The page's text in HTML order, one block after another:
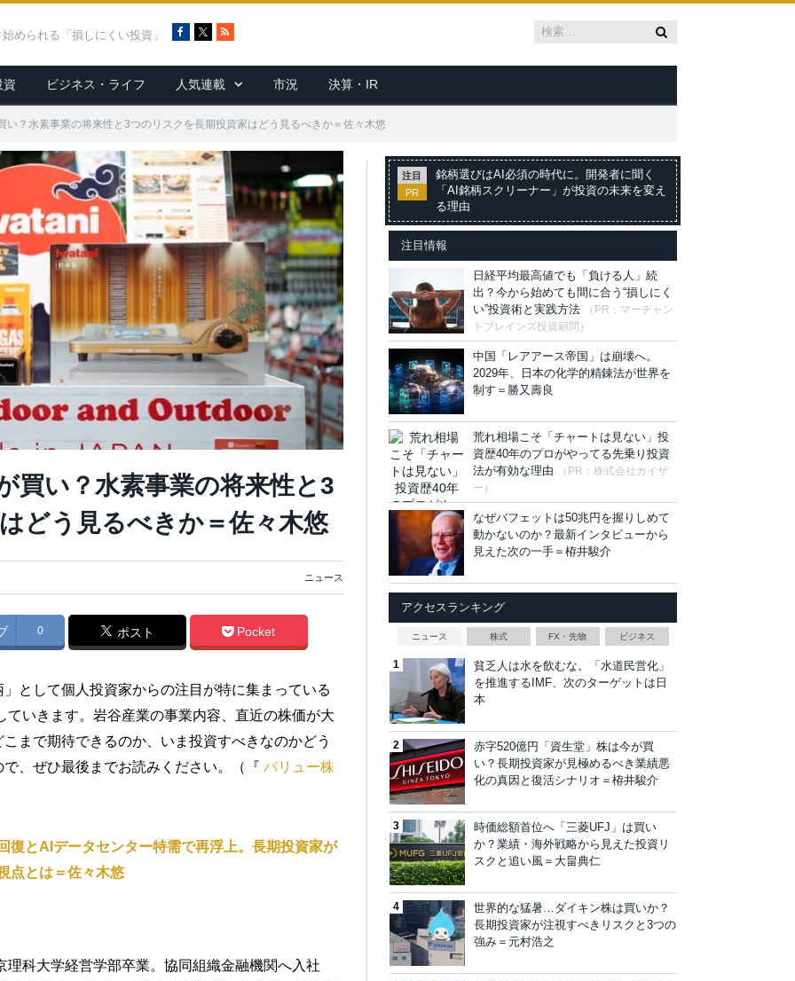
められる「損しにくい投資」
c
e
b
o
k
R
S
資 ビジネス・ライフ 人気連載 市況 決算・IR
い？水素事業の将来性と3つのリスクを長期投資家はどう見るべきか＝佐々木悠
買い？水素事業の将来性と3
どう見るべきか＝佐々木悠
ニュース
0 ポスト Pocket
として個人投資家からの注目が特に集まっている
いきます。岩谷産業の事業内容、直近の株価が大
まで期待できるのか、いま投資すべきなのかどう
、ぜひ最後までお読みください。（『 バリュー株
復とAIデータセンター特需で再浮上。長期投資家が
点とは＝佐々木悠
科大学経営学部卒業。協同組織金融機関へ入社
注目
PR
銘柄選びはAI必須の時代に。開発者に聞く
「AI銘柄スクリーナー」が投資の未来を変え
る理由
注目情報
日経平均最高値でも「負ける人」続
出？今から始めても間に合う“損しにく
い”投資術と実践方法
（PR：マーチャン
トブレインズ投資顧問）
中国「レアアース帝国」は崩壊へ。
2029年、日本の化学的精錬法が世界を
制す＝勝又壽良
荒れ相場こそ「チャートは見ない」投
資歴40年のプロがやってる先乗り投資
法が有効な理由
（PR：株式会社カイザ
ー）
なぜバフェットは50兆円を握りしめて
動かないのか？最新インタビューから
見えた次の一手＝栫井駿介
アクセスランキング
ニュース 株式 FX・先物 ビジネス
貧乏人は水を飲むな。「水道民営化」
を推進するIMF、次のターゲットは日
本
赤字520億円「資生堂」株は今が買
い？長期投資家が見極めるべき業績悪
化の真因と復活シナリオ＝栫井駿介
時価総額首位へ「三菱UFJ」は買い
か？業績・海外戦略から見えた投資リ
スクと追い風＝大畠典仁
世界的な猛暑…ダイキン株は買いか？
長期投資家が注視すべきリスクと3つの
強み＝元村浩之